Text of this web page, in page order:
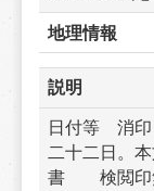
地理情報
説明
日付等　消
二十二日。
書　　検閲